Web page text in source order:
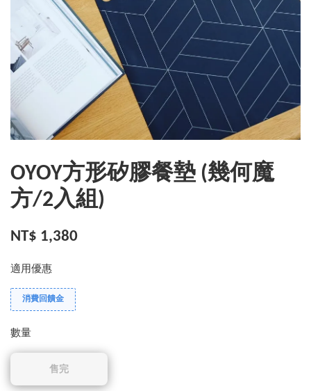
OYOY方形矽膠餐墊 (幾何魔
方/2入組)
NT$ 1,380
適用優惠
消費回饋金
數量
售完